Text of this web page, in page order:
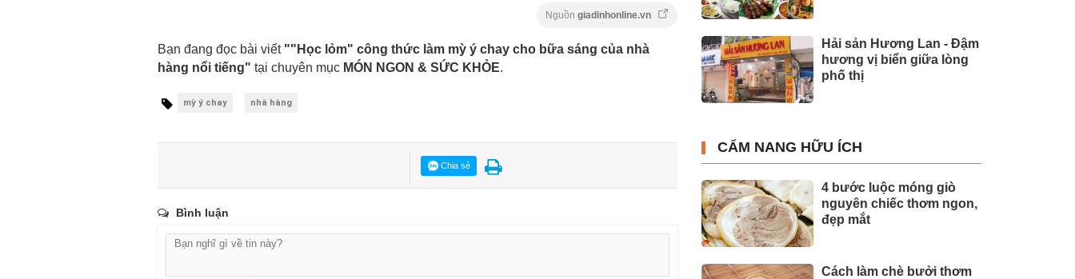
Nguồn giadinhonline.vn
Bạn đang đọc bài viết ""Học lỏm" công thức làm mỳ ý chay cho bữa sáng của nhà
hàng nổi tiếng" tại chuyên mục MÓN NGON & SỨC KHỎE.
mỳ ý chay nhà hàng
Chia sẻ
Bình luận
Hải sản Hương Lan - Đậm
hương vị biển giữa lòng
phố thị
CẨM NANG HỮU ÍCH
4 bước luộc móng giò
nguyên chiếc thơm ngon,
đẹp mắt
Cách làm chè bưởi thơm